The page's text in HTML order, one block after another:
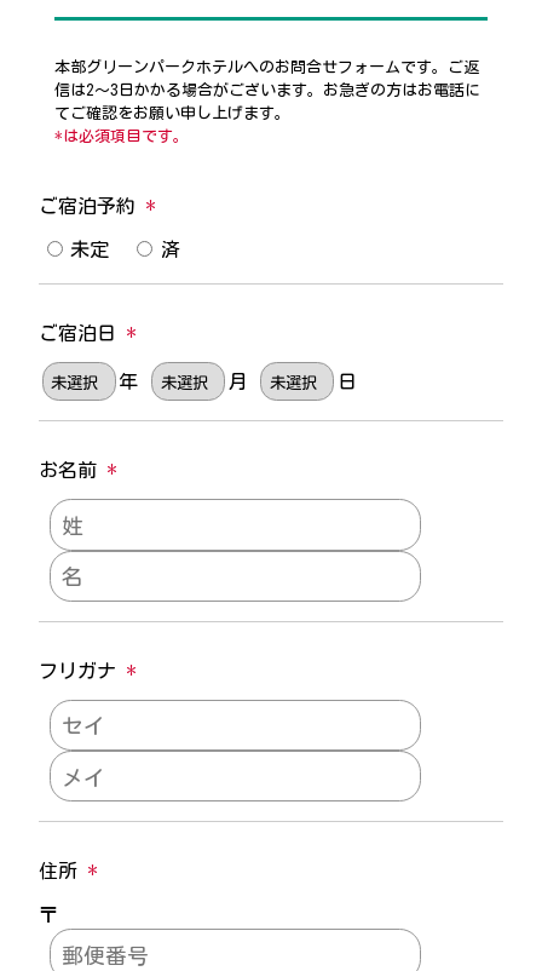
本部グリーンパークホテルへのお問合せフォームです。ご返
信は2～3日かかる場合がございます。お急ぎの方はお電話に
てご確認をお願い申し上げます。
*は必須項目です。
ご宿泊予約 *
未定 済
ご宿泊日 *
年 月 日
お名前 *
フリガナ *
住所 *
〒